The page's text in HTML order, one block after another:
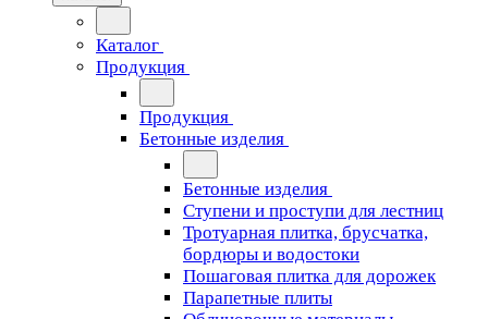
Каталог
Продукция
Продукция
Бетонные изделия
Бетонные изделия
Ступени и проступи для лестниц
Тротуарная плитка, брусчатка,
бордюры и водостоки
Пошаговая плитка для дорожек
Парапетные плиты